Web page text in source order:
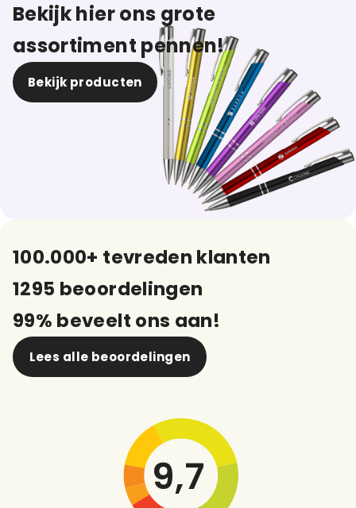
Bekijk hier ons grote
assortiment pennen!
Bekijk producten
100.000+ tevreden klanten
1295 beoordelingen
99% beveelt ons aan!
Lees alle beoordelingen
9,7